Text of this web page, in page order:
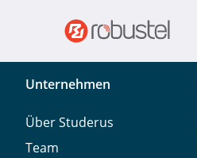
Unternehmen
Über Studerus
Team